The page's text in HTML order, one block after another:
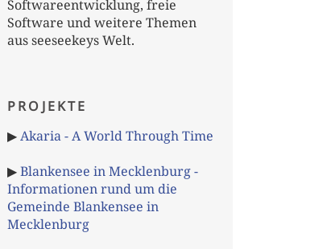
Softwareentwicklung, freie
Software und weitere Themen
aus seeseekeys Welt.
PROJEKTE
▶Akaria - A World Through Time
▶Blankensee in Mecklenburg -
Informationen rund um die
Gemeinde Blankensee in
Mecklenburg